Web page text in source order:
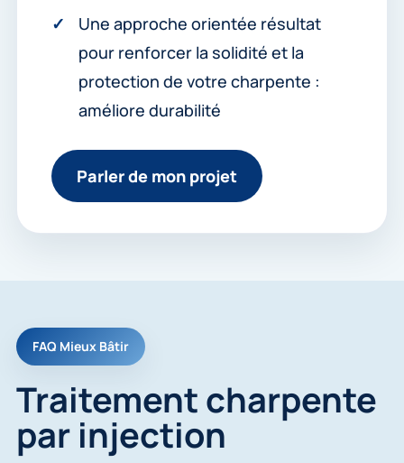
Une approche orientée résultat
pour renforcer la solidité et la
protection de votre charpente :
améliore durabilité
Parler de mon projet
FAQ Mieux Bâtir
Traitement charpente
par injection